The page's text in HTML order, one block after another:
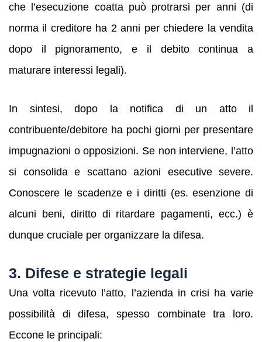
che l’esecuzione coatta può protrarsi per anni (di
norma il creditore ha 2 anni per chiedere la vendita
dopo il pignoramento, e il debito continua a
maturare interessi legali).
In sintesi, dopo la notifica di un atto il
contribuente/debitore ha pochi giorni per presentare
impugnazioni o opposizioni. Se non interviene, l’atto
si consolida e scattano azioni esecutive severe.
Conoscere le scadenze e i diritti (es. esenzione di
alcuni beni, diritto di ritardare pagamenti, ecc.) è
dunque cruciale per organizzare la difesa.
3. Difese e strategie legali
Una volta ricevuto l’atto, l’azienda in crisi ha varie
possibilità di difesa, spesso combinate tra loro.
Eccone le principali: